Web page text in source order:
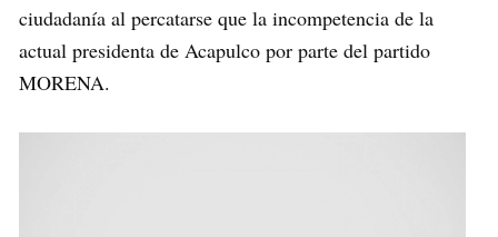
ciudadanía al percatarse que la incompetencia de la
actual presidenta de Acapulco por parte del partido
MORENA.